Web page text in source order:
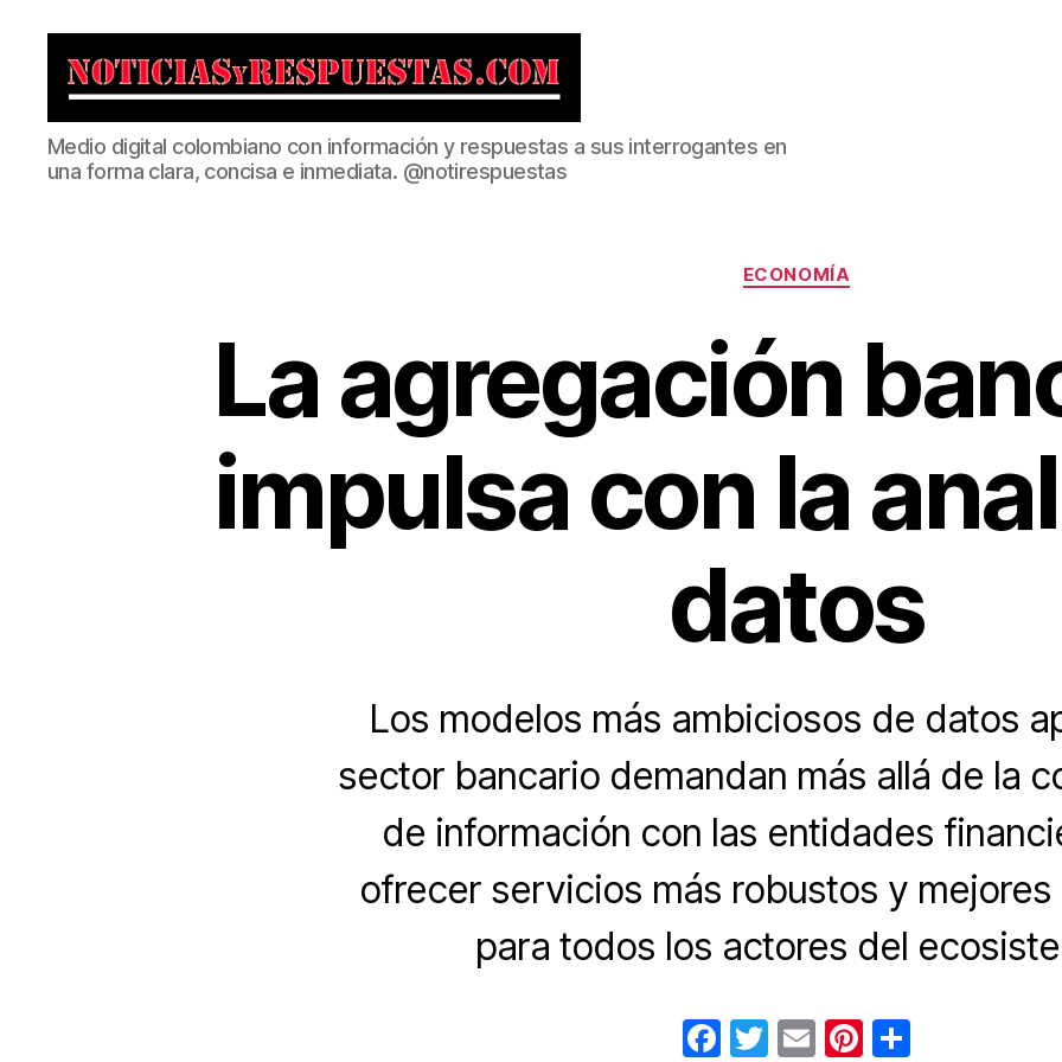
Noticias
y
Respuestas
Medio digital colombiano con información y respuestas a sus interrogantes en
una forma clara, concisa e inmediata. @notirespuestas
Categorías
ECONOMÍA
La agregación
impulsa con la
datos
Los modelos más ambiciosos de datos
sector bancario demandan más allá de la
de información con las entidades
ofrecer servicios más robustos y
para todos los actores del
F T E Pi